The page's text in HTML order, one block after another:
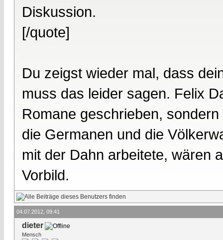
Diskussion.
[/quote]
Du zeigst wieder mal, dass
muss das leider sagen. Felix
Romane geschrieben,
die Germanen und die
mit der Dahn arbeitete, wären
Vorbild.
04.07.2012, 09:41
dieter
Mensch